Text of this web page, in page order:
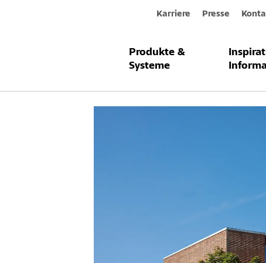
Karriere Presse
Produkte &
Systeme
Nørre